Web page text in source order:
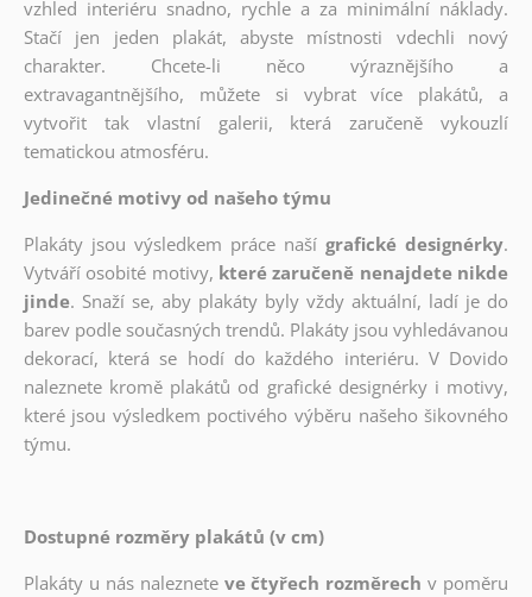
vzhled interiéru snadno, rychle a za minimální náklady.
Stačí jen jeden plakát, abyste místnosti vdechli nový
charakter. Chcete-li něco výraznějšího a
extravagantnějšího, můžete si vybrat více plakátů, a
vytvořit tak vlastní galerii, která zaručeně vykouzlí
tematickou atmosféru.
Jedinečné motivy od našeho týmu
Plakáty jsou výsledkem práce naší grafické designérky.
Vytváří osobité motivy, které zaručeně nenajdete nikde
jinde. Snaží se, aby plakáty byly vždy aktuální, ladí je do
barev podle současných trendů. Plakáty jsou vyhledávanou
dekorací, která se hodí do každého interiéru. V Dovido
naleznete kromě plakátů od grafické designérky i motivy,
které jsou výsledkem poctivého výběru našeho šikovného
týmu.
Dostupné rozměry plakátů (v cm)
Plakáty u nás naleznete ve čtyřech rozměrech v poměru